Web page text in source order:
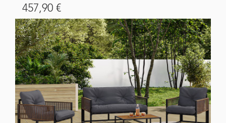
Prix
457,90 €